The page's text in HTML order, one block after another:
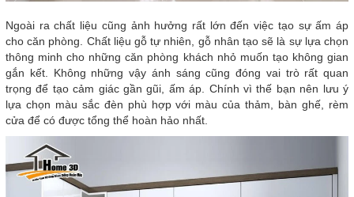
Ngoài ra chất liệu cũng ảnh hưởng rất lớn đến việc tạo sự ấm áp
cho căn phòng. Chất liệu gỗ tự nhiên, gỗ nhân tạo sẽ là sự lựa chọn
thông minh cho những căn phòng khách nhỏ muốn tạo không gian
gắn kết. Không những vậy ánh sáng cũng đóng vai trò rất quan
trọng để tạo cảm giác gần gũi, ấm áp. Chính vì thế bạn nên lưu ý
lựa chọn màu sắc đèn phù hợp với màu của thảm, bàn ghế, rèm
cửa để có được tổng thể hoàn hảo nhất.